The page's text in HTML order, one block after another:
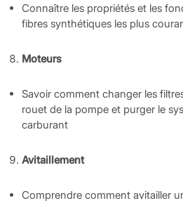
Connaître les propriétés et les
fibres synthétiques les plus
Moteurs
Savoir comment changer les
rouet de la pompe et purger le
carburant
Avitaillement
Comprendre comment avitailler